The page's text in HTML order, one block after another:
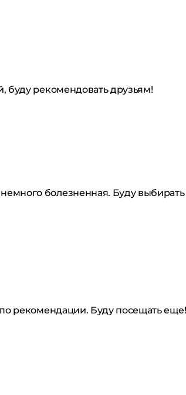
буду рекомендовать друзьям!
болезненная. Буду
рекомендации. Буду посещать еще!